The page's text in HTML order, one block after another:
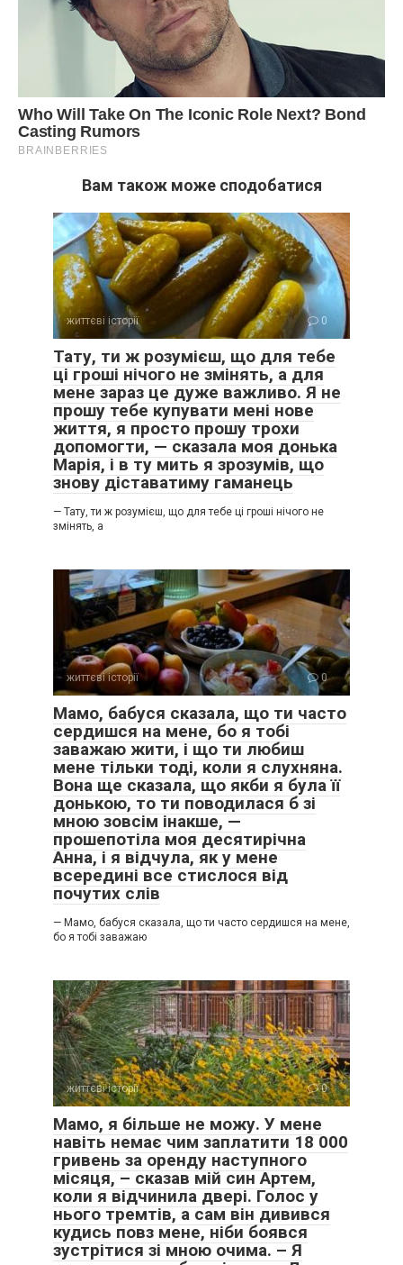
Вам також може сподобатися
життєві історії 0
Тату, ти ж розумієш, що для тебе
ці гроші нічого не змінять, а для
мене зараз це дуже важливо. Я не
прошу тебе купувати мені нове
життя, я просто прошу трохи
допомогти, — сказала моя донька
Марія, і в ту мить я зрозумів, що
знову діставатиму гаманець
— Тату, ти ж розумієш, що для тебе ці гроші нічого не
змінять, а
життєві історії 0
Мамо, бабуся сказала, що ти часто
сердишся на мене, бо я тобі
заважаю жити, і що ти любиш
мене тільки тоді, коли я слухняна.
Вона ще сказала, що якби я була її
донькою, то ти поводилася б зі
мною зовсім інакше, —
прошепотіла моя десятирічна
Анна, і я відчула, як у мене
всередині все стислося від
почутих слів
— Мамо, бабуся сказала, що ти часто сердишся на мене,
бо я тобі заважаю
життєві історії 0
Мамо, я більше не можу. У мене
навіть немає чим заплатити 18 000
гривень за оренду наступного
місяця, – сказав мій син Артем,
коли я відчинила двері. Голос у
нього тремтів, а сам він дивився
кудись повз мене, ніби боявся
зустрітися зі мною очима. – Я